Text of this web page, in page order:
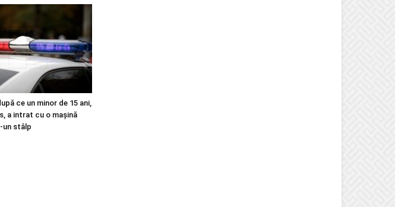
ce un minor de 15 ani,
a intrat cu o mașină
stâlp